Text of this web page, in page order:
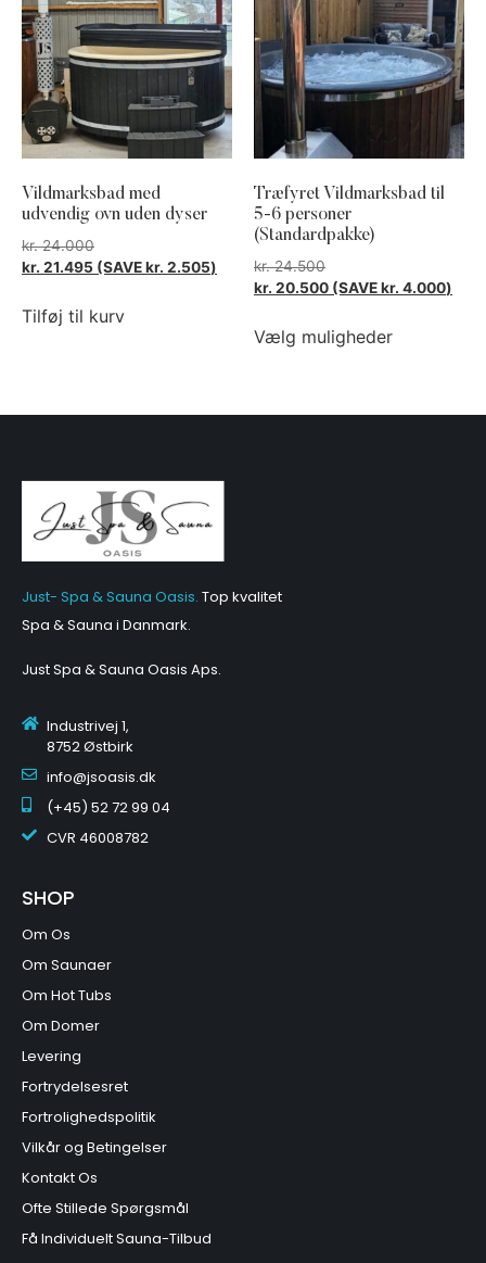
Vildmarksbad med
udvendig ovn uden dyser
kr.24.000
kr. 21.495 (SAVEkr. 2.505)
Tilføj til kurv
Træfyret Vildmarksbad til
5-6 personer
(Standardpakke)
kr.24.500
kr. 20.500 (SAVEkr. 4.000)
Vælg muligheder
Just- Spa & Sauna Oasis. Top kvalitet
Spa & Sauna i Danmark.
Just Spa & Sauna Oasis Aps.
Industrivej 1,
8752 Østbirk
info@jsoasis.dk
(+45) 52 72 99 04
CVR 46008782
SHOP
Om Os
Om Saunaer
Om Hot Tubs
Om Domer
Levering
Fortrydelsesret
Fortrolighedspolitik
Vilkår og Betingelser
Kontakt Os
Ofte Stillede Spørgsmål
Få Individuelt Sauna-Tilbud